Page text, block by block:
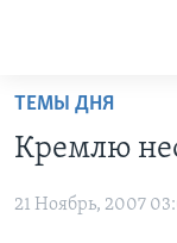
Перейти
основной
Перейти
ПРОГРАММЫ
АМЕРИКА
ПРОЕКТЫ
ТЕМЫ ДНЯ
Кремлю
21 Ноябрь, 2007